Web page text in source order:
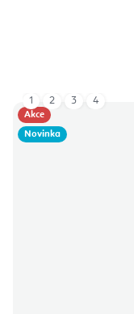
Akce
Novinka
1 2 3 4